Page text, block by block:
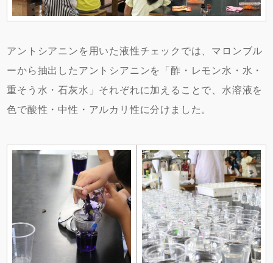
アントシアニンを用いた液性チェックでは、マロンブル
ーから抽出したアントシアニンを「酢・レモン水・水・
重そう水・石灰水」それぞれに加えることで、水溶液を
色で酸性・中性・アルカリ性に分けました。